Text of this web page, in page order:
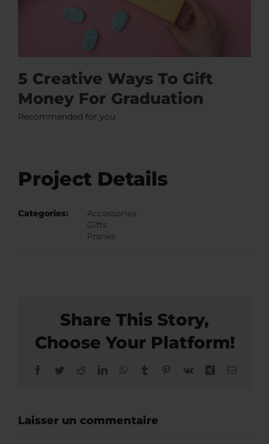
5 Creative Ways To Gift
Money For Graduation
Recommended for you
Project Details
Categories:
Accessories
Gifts
Pranks
Share This Story,
Choose Your Platform!
Facebook
TwitterRedditLinkedInWhatsApp
Tumblr Pinterest
Vk Xing Email
Laisser un commentaire